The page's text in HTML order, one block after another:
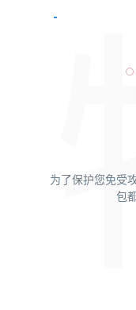
为了保护您免受
包